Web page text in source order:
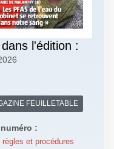
l'édition :
FEUILLETABLE
:
et procédures